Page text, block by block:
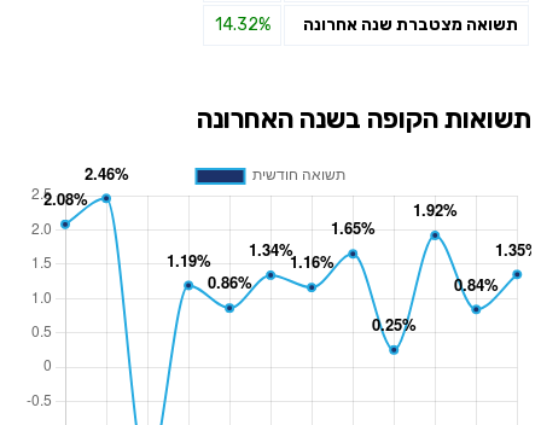
תשואה מצטברת שנה אחרונה 14.32%
תשואות הקופה בשנה האחרונה